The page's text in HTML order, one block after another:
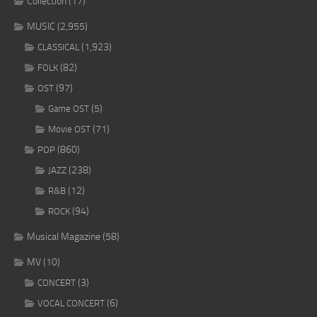
MUSIC (2,955)
CLASSICAL (1,923)
FOLK (82)
OST (97)
Game OST (5)
Movie OST (71)
POP (860)
JAZZ (238)
R&B (12)
ROCK (94)
Musical Magazine(58)
MV(10)
CONCERT (3)
VOCAL CONCERT (6)